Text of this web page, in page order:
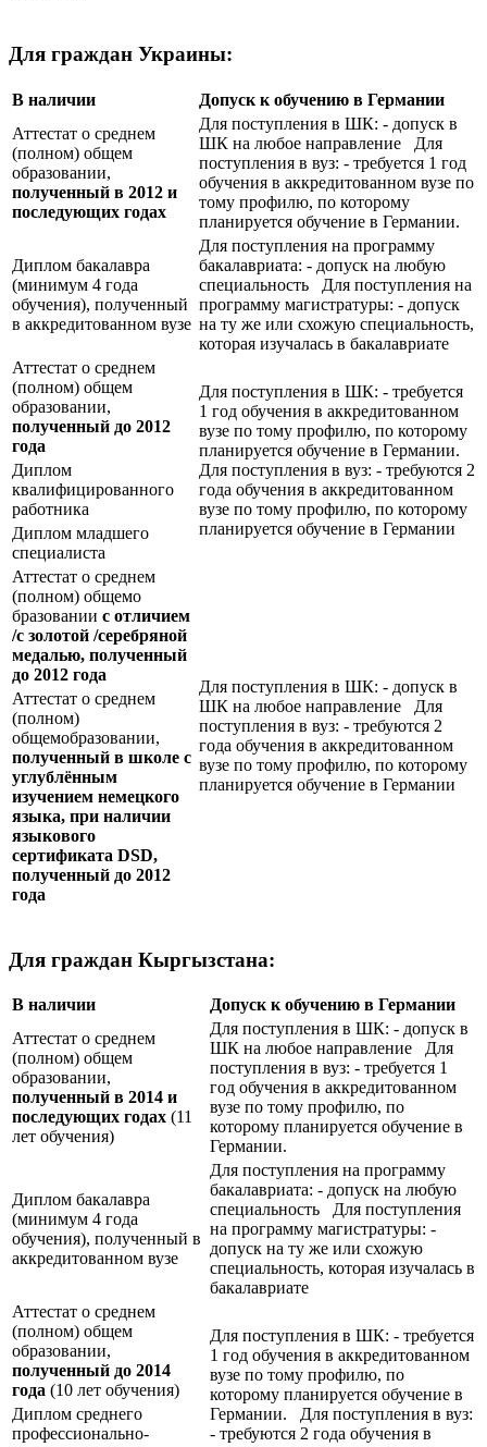
Для граждан Украины:
В наличии
Допуск к обучению в Германии
Аттестат о среднем
(полном) общем
образовании,
полученный в 2012 и
последующих годах
Для поступления в ШК: - допуск в
ШК на любое направление Для
поступления в вуз: - требуется 1 год
обучения в аккредитованном вузе по
тому профилю, по которому
планируется обучение в Германии.
Диплом бакалавра
(минимум 4 года
обучения), полученный
в аккредитованном вузе
Для поступления на программу
бакалавриата: - допуск на любую
специальность Для поступления на
программу магистратуры: - допуск
на ту же или схожую специальность,
которая изучалась в бакалавриате
Аттестат о среднем
(полном) общем
образовании,
полученный до 2012
года
Для поступления в ШК: - требуется
1 год обучения в аккредитованном
вузе по тому профилю, по которому
планируется обучение в Германии.
Для поступления в вуз: - требуются 2
года обучения в аккредитованном
вузе по тому профилю, по которому
планируется обучение в Германии
Диплом
квалифицированного
работника
Диплом младшего
специалиста
Аттестат о среднем
(полном) общемо
бразовании с отличием
/с золотой /серебряной
медалью, полученный
до 2012 года
Для поступления в ШК: - допуск в
ШК на любое направление Для
поступления в вуз: - требуются 2
года обучения в аккредитованном
вузе по тому профилю, по которому
планируется обучение в Германии
Аттестат о среднем
(полном)
общемобразовании,
полученный в школе с
углублённым
изучением немецкого
языка, при наличии
языкового
сертификата DSD,
полученный до 2012
года
Для граждан Кыргызстана:
В наличии
Допуск к обучению в Германии
Аттестат о среднем
(полном) общем
образовании,
полученный в 2014 и
последующих годах (11
лет обучения)
Для поступления в ШК: - допуск в
ШК на любое направление Для
поступления в вуз: - требуется 1
год обучения в аккредитованном
вузе по тому профилю, по
которому планируется обучение в
Германии.
Диплом бакалавра
(минимум 4 года
обучения), полученный в
аккредитованном вузе
Для поступления на программу
бакалавриата: - допуск на любую
специальность Для поступления
на программу магистратуры: -
допуск на ту же или схожую
специальность, которая изучалась в
бакалавриате
Аттестат о среднем
(полном) общем
образовании,
полученный до 2014
года (10 лет обучения)
Для поступления в ШК: - требуется
1 год обучения в аккредитованном
вузе по тому профилю, по
которому планируется обучение в
Германии. Для поступления в вуз:
- требуются 2 года обучения в
Диплом среднего
профессионально-